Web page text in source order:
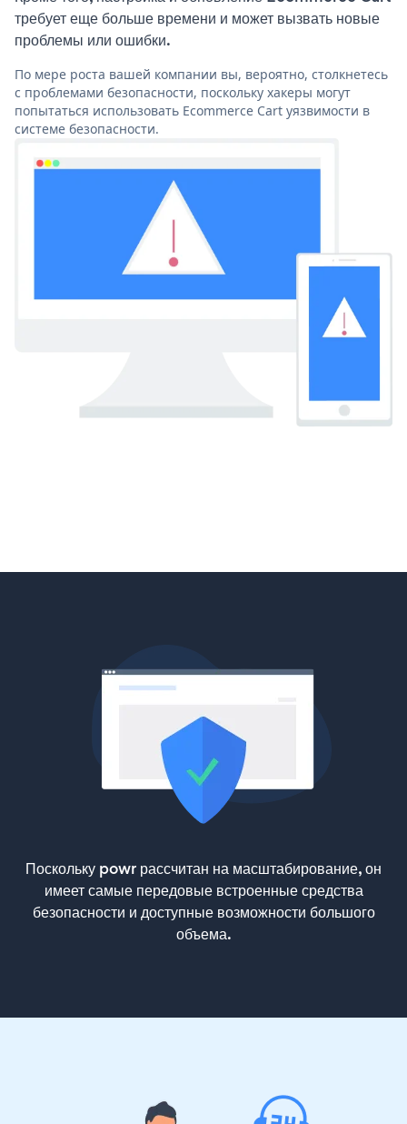
требует еще больше времени и может вызвать новые
проблемы или ошибки.
По мере роста вашей компании вы, вероятно, столкнетесь
с проблемами безопасности, поскольку хакеры могут
попытаться использовать Ecommerce Cart уязвимости в
системе безопасности.
Поскольку powr рассчитан на масштабирование, он
имеет самые передовые встроенные средства
безопасности и доступные возможности большого
объема.